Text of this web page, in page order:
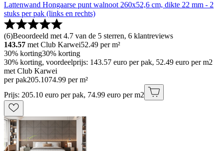
Lattenwand Hongaarse punt walnoot 260x52,6 cm, dikte 22 mm - 2
stuks per pak (links en rechts)
(6)Beoordeeld met 4.7 van de 5 sterren, 6 klantreviews
143.57 met Club Karwei52.49 per m²
30% korting30% korting
30% korting, voordeelprijs: 143.57 euro per pak, 52.49 euro per m2
met Club Karwei
per pak205.1074.99 per m²
Prijs: 205.10 euro per pak, 74.99 euro per m2